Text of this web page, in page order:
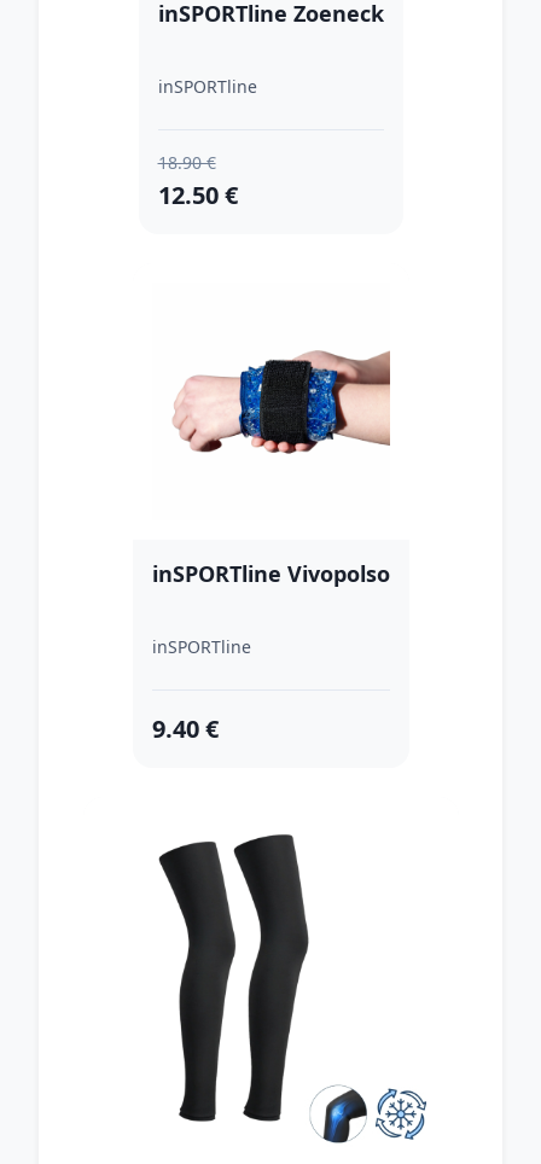
inSPORTline Zoeneck
inSPORTline
18.90 €
12.50 €
inSPORTline Vivopolso
inSPORTline
9.40 €